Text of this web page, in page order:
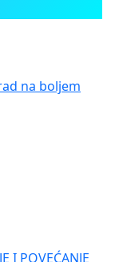
na boljem
I POVEĆANJE